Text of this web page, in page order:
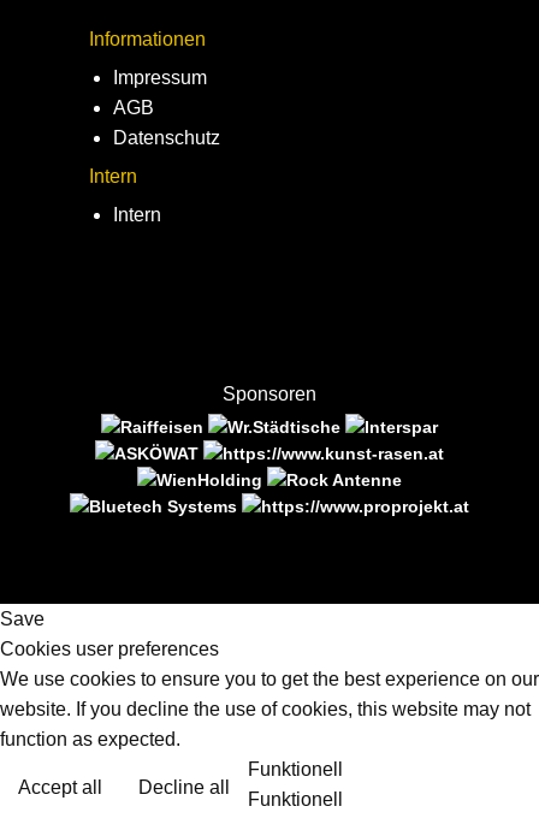
Informationen
Impressum
AGB
Datenschutz
Intern
Intern
Sponsoren
Save
Cookies user preferences
We use cookies to ensure you to get the best experience on our
website. If you decline the use of cookies, this website may not
function as expected.
Accept all Decline all
Funktionell
Funktionell